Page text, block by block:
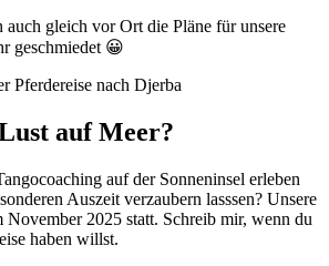
auch gleich vor Ort die Pläne für unsere
geschmiedet 😀​
auf Meer?
auf der Sonneninsel erleben
Auszeit verzaubern lasssen? Unsere
November 2025 statt. Schreib mir, wenn du
haben willst.